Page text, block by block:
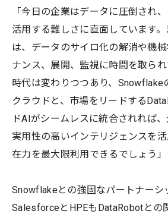
「今日の企業はデータに圧倒され
活用する難しさに直面しています
は、データのサイロ化の解消や機
ナンス、展開、監視に時間を取られ
時代は変わりつつあり、Snowflake
クラウドと、市場をリードする
ドAIがシームレスに統合されれば
実用性の高いインテリジェンスを
在力を最大限利用できるでしょう」
Snowflakeとの強固なパートナーシ
SalesforceとHPEもDataRobotとの